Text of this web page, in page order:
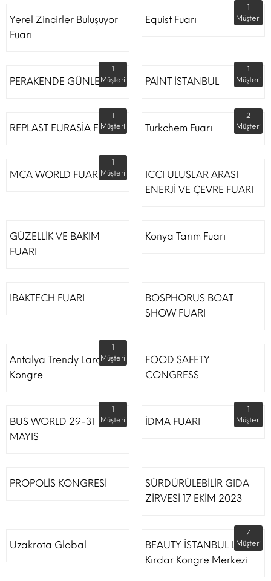
Yerel Zincirler Buluşuyor
Fuarı
Equist Fuarı
1
Müşteri
PERAKENDE GÜNLERİ
1
Müşteri
PAİNT İSTANBUL
1
Müşteri
REPLAST EURASİA FUARI
1
Müşteri
Turkchem Fuarı
2
Müşteri
MCA WORLD FUARI
1
Müşteri
ICCI ULUSLAR ARASI
ENERJİ VE ÇEVRE FUARI
GÜZELLİK VE BAKIM
FUARI
Konya Tarım Fuarı
IBAKTECH FUARI
BOSPHORUS BOAT
SHOW FUARI
Antalya Trendy Lara Otel
Kongre
1
Müşteri
FOOD SAFETY
CONGRESS
BUS WORLD 29-31
MAYIS
1
Müşteri
İDMA FUARI
1
Müşteri
PROPOLİS KONGRESİ
SÜRDÜRÜLEBİLİR GIDA
ZİRVESİ 17 EKİM 2023
Uzakrota Global
BEAUTY İSTANBUL Lütfi
Kırdar Kongre Merkezi
7
Müşteri